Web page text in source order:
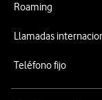
Roaming
Llamadas
Teléfono fijo